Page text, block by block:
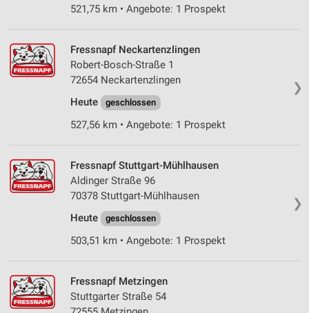
521,75 km • Angebote: 1 Prospekt
❯
Fressnapf Neckartenzlingen
Robert-Bosch-Straße 1
72654 Neckartenzlingen
Heute
geschlossen
527,56 km • Angebote: 1 Prospekt
❯
Fressnapf Stuttgart-Mühlhausen
Aldinger Straße 96
70378 Stuttgart-Mühlhausen
Heute
geschlossen
503,51 km • Angebote: 1 Prospekt
Fressnapf Metzingen
Stuttgarter Straße 54
Erstellung von Profilen für personalisierte
Werbung
Verwendung von Profilen zur Auswahl
personalisierter Werbung
Verwendung von Profilen zur Auswahl
personalisierter Inhalte
Messung der Werbeleistung
Analyse von Zielgruppen durch Statistiken oder
Kombinationen von Daten aus verschiedenen
Quellen